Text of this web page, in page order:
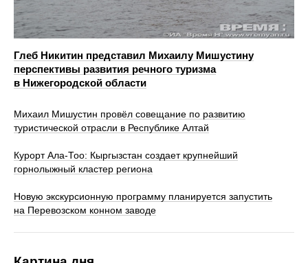
Глеб Никитин представил Михаилу Мишустину
перспективы развития речного туризма
в Нижегородской области
Михаил Мишустин провёл совещание по развитию
туристической отрасли в Республике Алтай
Курорт Ала-Тоо: Кыргызстан создает крупнейший
горнолыжный кластер региона
Новую экскурсионную программу планируется запустить
на Перевозском конном заводе